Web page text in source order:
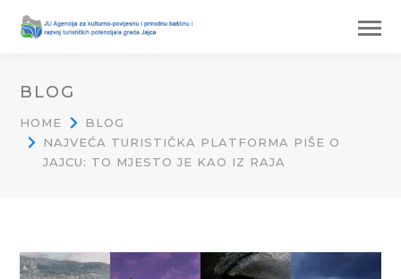
BLOG
HOME
BLOG
NAJVEĆA TURISTIČKA PLATFORMA PIŠE O
JAJCU: TO MJESTO JE KAO IZ RAJA